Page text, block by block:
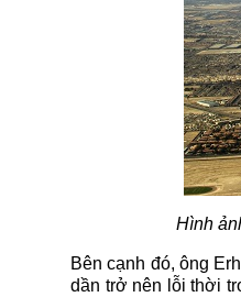
Hình
Bên cạnh đó, ông
dần trở nên lỗi thời